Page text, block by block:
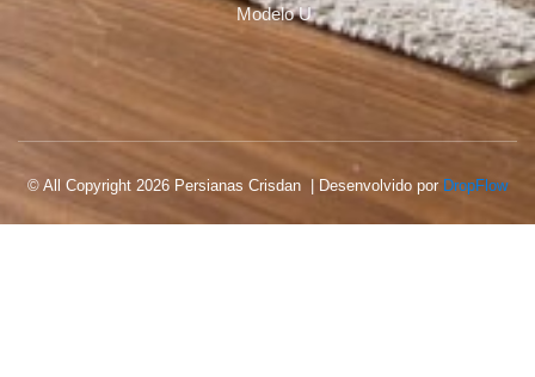
Modelo U
© All Copyright 2026 Persianas Crisdan | Desenvolvido por DropFlow